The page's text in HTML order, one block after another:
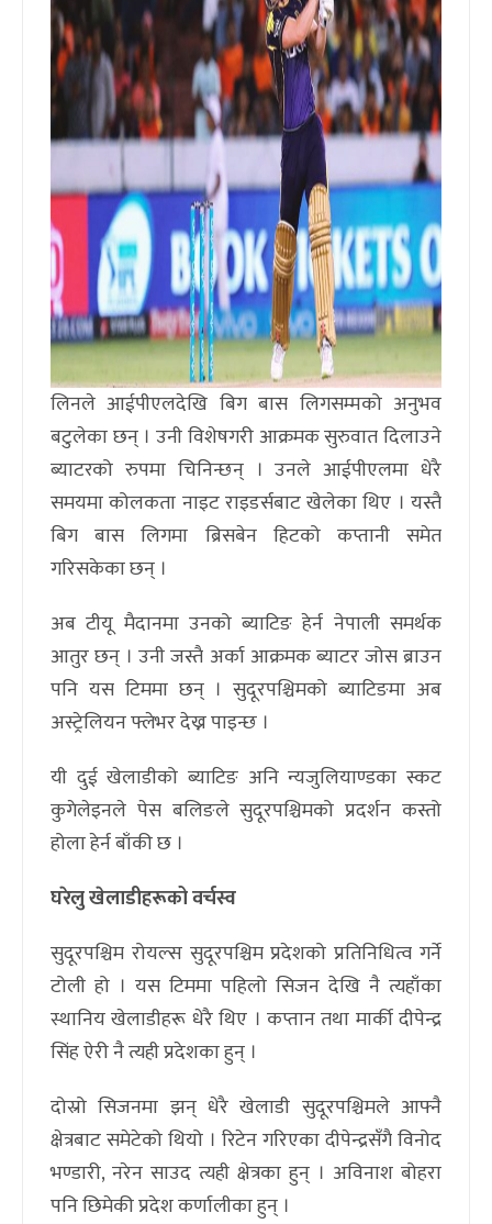
लिनले आईपीएलदेखि बिग बास लिगसम्मको अनुभव
बटुलेका छन् । उनी विशेषगरी आक्रमक सुरुवात दिलाउने
ब्याटरको रुपमा चिनिन्छन् । उनले आईपीएलमा धेरै
समयमा कोलकता नाइट राइडर्सबाट खेलेका थिए । यस्तै
बिग बास लिगमा ब्रिसबेन हिटको कप्तानी समेत
गरिसकेका छन् ।
अब टीयू मैदानमा उनको ब्याटिङ हेर्न नेपाली समर्थक
आतुर छन् । उनी जस्तै अर्का आक्रमक ब्याटर जोस ब्राउन
पनि यस टिममा छन् । सुदूरपश्चिमको ब्याटिङमा अब
अस्ट्रेलियन फ्लेभर देख्न पाइन्छ ।
यी दुई खेलाडीको ब्याटिङ अनि न्यजुलियाण्डका स्कट
कुगेलेइनले पेस बलिङले सुदूरपश्चिमको प्रदर्शन कस्तो
होला हेर्न बाँकी छ ।
घरेलु खेलाडीहरूको वर्चस्व
सुदूरपश्चिम रोयल्स सुदूरपश्चिम प्रदेशको प्रतिनिधित्व गर्ने
टोली हो । यस टिममा पहिलो सिजन देखि नै त्यहाँका
स्थानिय खेलाडीहरू धेरै थिए । कप्तान तथा मार्की दीपेन्द्र
सिंह ऐरी नै त्यही प्रदेशका हुन् ।
दोस्रो सिजनमा झन् धेरै खेलाडी सुदूरपश्चिमले आफ्नै
क्षेत्रबाट समेटेको थियो । रिटेन गरिएका दीपेन्द्रसँगै विनोद
भण्डारी, नरेन साउद त्यही क्षेत्रका हुन् । अविनाश बोहरा
पनि छिमेकी प्रदेश कर्णालीका हुन् ।